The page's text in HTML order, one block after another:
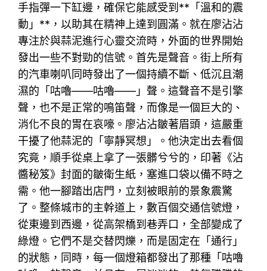
手指彈一下缸邊，確保它能感受到**「溫和的震
動」**，以助其在精神上達到圓滿。就在廖沾沾
專注於與蒜泥進行心靈交流時，外面的世界開始
發出一些不對勁的信號。首先是聲音。街上所有
的汽車喇叭同時發出了一個持續不斷、低沉且潮
濕的「咕嚕——咕嚕——」聲。這聲音不是引擎
聲，也不是正常的鳴笛聲，而像是一個巨大的、
消化不良的胃在哀嚎。廖沾沾皺著眉頭，這嚴重
干擾了他蒜泥的「寧靜冥想」。他決定出去看個
究竟，順手從桌上拿了一張髒兮兮的，印著《沾
醬秘笈》封面的皺衛生紙，塞進口袋以備不時之
需。他一腳踏出店門，立刻被眼前的景象震驚
了。整條城市的主幹道上，數百個交通信號燈，
從東邊到西邊，從高架橋到巷弄口，全部變成了
綠燈。它們不是交替閃爍，而是固定在「通行」
的狀態，同時，每一個燈箱都發出了那種「咕嚕